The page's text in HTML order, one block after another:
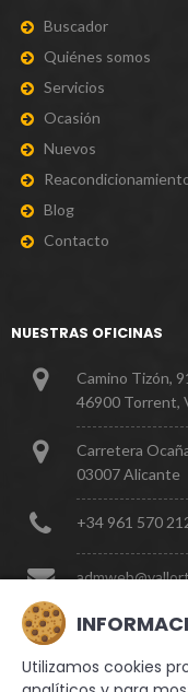
Buscador
Quiénes somos
Servicios
Ocasión
Nuevos
Reacondicionamient
Blog
Contacto
NUESTRAS OFICINAS
Camino Tizón,
46900 Torrent,
Carretera
03007 Alicante
+34 961 57021
admweb@vallor
Utilizamos cookies